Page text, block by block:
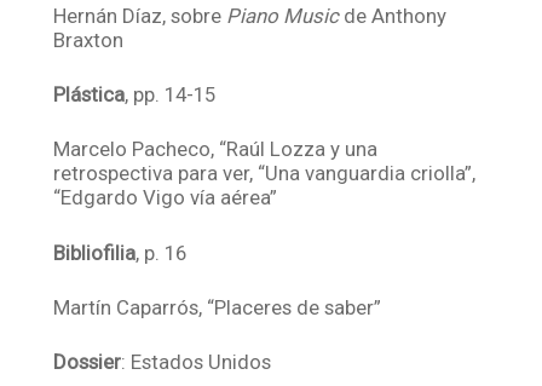
Hernán Díaz, sobre Piano Musicde Anthony
Braxton
Plástica, pp. 14-15
Marcelo Pacheco, “Raúl Lozza y una
retrospectiva para ver, “Una vanguardia criolla”,
“Edgardo Vigo vía aérea”
Bibliofilia, p. 16
Martín Caparrós, “Placeres de saber”
Dossier: Estados Unidos